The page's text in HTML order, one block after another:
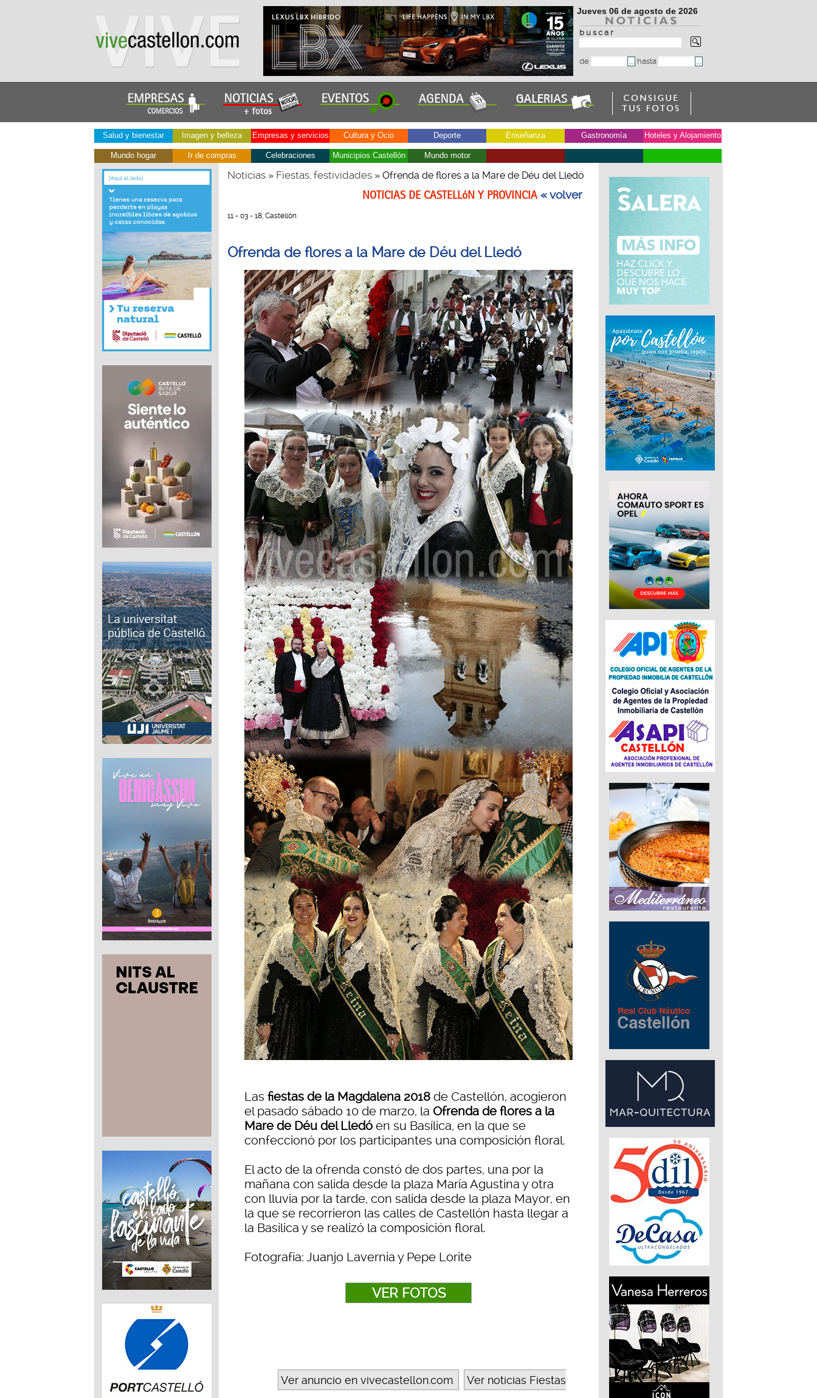
Jueves 06 de agosto de 2026
b u s c a r
de hasta
Salud y bienestar Imagen y belleza Empresas y servicios Cultura y Ocio Deporte Enseñanza Gastronomía Hoteles y Alojamiento
Mundo hogar Ir de compras Celebraciones Municipios Castellón Mundo motor
Noticias» Fiestas, festividades» Ofrenda de flores a la Mare de Déu del Lledó
NOTICIAS DE CASTELLóN Y PROVINCIA« volver
11 - 03 - 18, Castellón
Ofrenda de flores a la Mare de Déu del Lledó
Las fiestas de la Magdalena 2018 de Castellón, acogieron
el pasado sábado 10 de marzo, la Ofrenda de flores a la
Mare de Déu del Lledó en su Basílica, en la que se
confeccionó por los participantes una composición floral.
El acto de la ofrenda constó de dos partes, una por la
mañana con salida desde la plaza María Agustina y otra
con lluvia por la tarde, con salida desde la plaza Mayor, en
la que se recorrieron las calles de Castellón hasta llegar a
la Basílica y se realizó la composición floral.
Fotografía: Juanjo Lavernia y Pepe Lorite
VER FOTOS
Ver anuncio en vivecastellon.com Ver noticias Fiestas